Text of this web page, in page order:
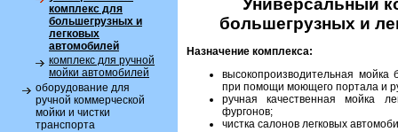
комплекс для
большегрузных и
легковых
автомобилей
комплекс для ручной
мойки автомобилей
оборудование для
ручной коммерческой
мойки и чистки
транспорта
Универсальный
большегрузных и
Назначение комплекса:
высокопроизводительная мойка
при помощи моющего портала и
ручная качественная мойка
фургонов;
чистка салонов легковых